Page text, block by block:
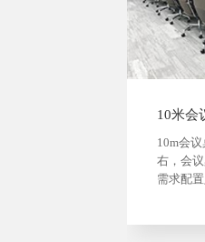
10米会
10m会
右，会
需求配